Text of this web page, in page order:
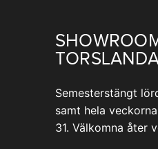
Semesterstängt
samt hela
31. Välkomna åter